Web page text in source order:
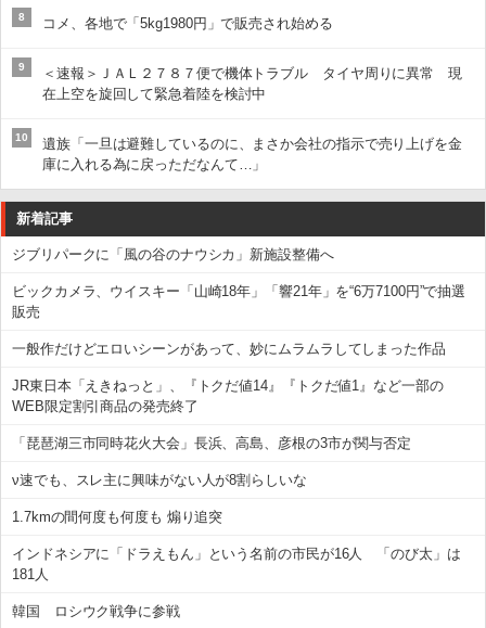
8 コメ、各地で「5kg1980円」で販売され始める
9
＜速報＞ＪＡＬ２７８７便で機体トラブル タイヤ周りに異常 現
在上空を旋回して緊急着陸を検討中
10
遺族「一旦は避難しているのに、まさか会社の指示で売り上げを金
庫に入れる為に戻っただなんて…」
新着記事
ジブリパークに「風の谷のナウシカ」新施設整備へ
ビックカメラ、ウイスキー「山崎18年」「響21年」を“6万7100円”で抽選
販売
一般作だけどエロいシーンがあって、妙にムラムラしてしまった作品
JR東日本「えきねっと」、『トクだ値14』『トクだ値1』など一部の
WEB限定割引商品の発売終了
「琵琶湖三市同時花火大会」長浜、高島、彦根の3市が関与否定
ν速でも、スレ主に興味がない人が8割らしいな
1.7kmの間何度も何度も 煽り追突
インドネシアに「ドラえもん」という名前の市民が16人 「のび太」は
181人
韓国 ロシウク戦争に参戦